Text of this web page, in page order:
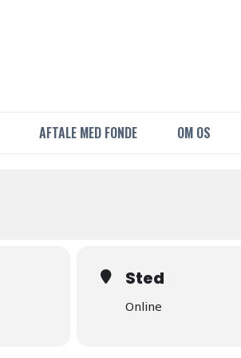
AFTALE MED FONDE OM OS
Sted
Online